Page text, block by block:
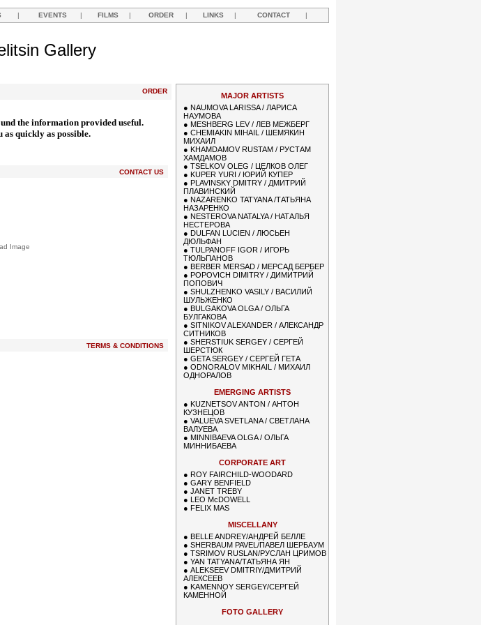
| EVENTS | FILMS | ORDER | LINKS | CONTACT |
Gallery
ORDER
the information provided useful.
quickly as possible.
CONTACT US
Image
TERMS & CONDITIONS
MAJOR ARTISTS
● NAUMOVA LARISSA / ЛАРИСА
НАУМОВА
● MESHBERG LEV / ЛЕВ МЕЖБЕРГ
● CHEMIAKIN MIHAIL / ШЕМЯКИН
МИХАИЛ
● KHAMDAMOV RUSTAM / РУСТАМ
ХАМДАМОВ
● TSELKOV OLEG / ЦЕЛКОВ ОЛЕГ
● KUPER YURI / ЮРИЙ КУПЕР
● PLAVINSKY DMITRY / ДМИТРИЙ
ПЛАВИНСКИЙ
● NAZARENKO TATYANA /ТАТЬЯНА
НАЗАРЕНКО
● NESTEROVA NATALYA / НАТАЛЬЯ
НЕСТЕРОВА
● DULFAN LUCIEN / ЛЮСЬЕН
ДЮЛЬФАН
● TULPANOFF IGOR / ИГОРЬ
ТЮЛЬПАНОВ
● BERBER MERSAD / МЕРСАД БЕРБЕР
● POPOVICH DIMITRY / ДИМИТРИЙ
ПОПОВИЧ
● SHULZHENKO VASILY / ВАСИЛИЙ
ШУЛЬЖЕНКО
● BULGAKOVA OLGA / ОЛЬГА
БУЛГАКОВА
● SITNIKOV ALEXANDER / АЛЕКСАНДР
СИТНИКОВ
● SHERSTIUK SERGEY / СЕРГЕЙ
ШЕРСТЮК
● GETA SERGEY / СЕРГЕЙ ГЕТА
● ODNORALOV MIKHAIL / МИХАИЛ
ОДНОРАЛОВ
EMERGING ARTISTS
● KUZNETSOV ANTON / АНТОН
КУЗНЕЦОВ
● VALUEVA SVETLANA / СВЕТЛАНА
ВАЛУЕВА
● MINNIBAEVA OLGA / ОЛЬГА
МИННИБАЕВА
CORPORATE ART
● ROY FAIRCHILD-WOODARD
● GARY BENFIELD
● JANET TREBY
● LEO McDOWELL
● FELIX MAS
MISCELLANY
● BELLE ANDREY/АНДРЕЙ БЕЛЛЕ
● SHERBAUM PAVEL/ПАВЕЛ ШЕРБАУМ
● TSRIMOV RUSLAN/РУСЛАН ЦРИМОВ
● YAN TATYANA/ТАТЬЯНА ЯН
● ALEKSEEV DMITRIY/ДМИТРИЙ
АЛЕКСЕЕВ
● KAMENNOY SERGEY/СЕРГЕЙ
КАМЕННОЙ
FOTO GALLERY